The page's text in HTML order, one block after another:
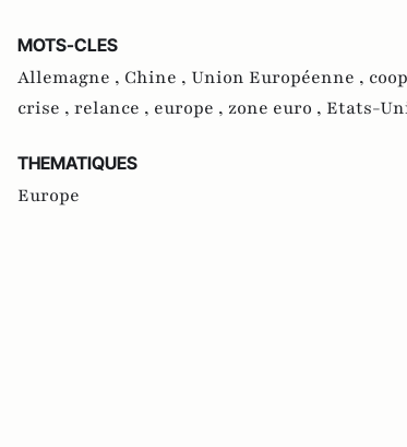
MOTS-CLES
Allemagne , Chine , Union Européenne ,
crise , relance , europe , zone euro , Etats-
THEMATIQUES
Europe